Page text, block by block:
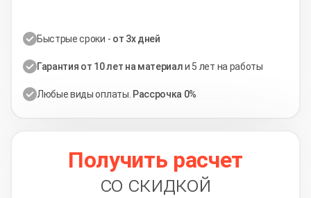
Быстрые сроки - от 3х дней
Гарантия от 10 лет на материали 5 лет на работы
Любые виды оплаты. Рассрочка 0%
Получить расчет
со скидкой